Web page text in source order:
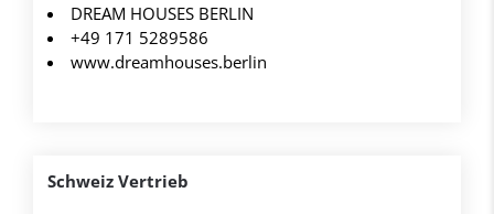
DREAM HOUSES BERLIN
+49 171 5289586
www.dreamhouses.berlin
Schweiz Vertrieb